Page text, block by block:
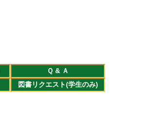
Ｑ & Ａ
図書リクエスト(学生のみ)